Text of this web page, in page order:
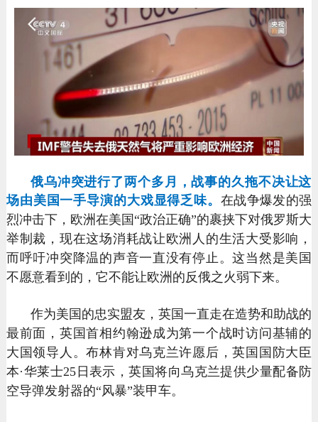
俄乌冲突进行了两个多月，战事的久拖不决让这
场由美国一手导演的大戏显得乏味。在战争爆发的强
烈冲击下，欧洲在美国“政治正确”的裹挟下对俄罗斯大
举制裁，现在这场消耗战让欧洲人的生活大受影响，
而呼吁冲突降温的声音一直没有停止。这当然是美国
不愿意看到的，它不能让欧洲的反俄之火弱下来。
作为美国的忠实盟友，英国一直走在造势和助战的
最前面，英国首相约翰逊成为第一个战时访问基辅的
大国领导人。布林肯对乌克兰许愿后，英国国防大臣
本·华莱士25日表示，英国将向乌克兰提供少量配备防
空导弹发射器的“风暴”装甲车。